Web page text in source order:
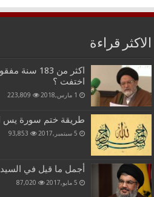
الاكثر قراءة
اكثر من 183
اختفت ؟
1 مارس,2018 223,809
طريقة ختم سورة يس
5 سبتمبر,2017 93,853
أجمل ما قيل في
5 مايو,2017 87,020